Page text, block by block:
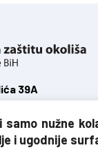
nužne
i ugodnije
39A
i Hercegovine